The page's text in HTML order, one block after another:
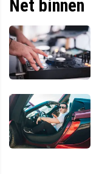
Net binnen